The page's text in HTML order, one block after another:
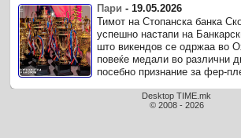
Пари -19.05.2026
Тимот на Стопанска банка
успешно настапи на
што викендов се одржаа во
повеќе медали во различни
посебно признание за фер-
Desktop TIME.mk
© 2008 - 2026